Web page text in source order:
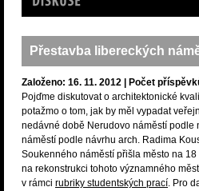
Přestavba libereckých
Založeno: 16. 11. 2012 | Počet
Pojďme diskutovat o architektonické
potažmo o tom, jak by měl vypadat
nedávné době Nerudovo náměstí podle
náměstí podle návrhu arch. Radima
Soukenného náměstí přišla město na
na rekonstrukci tohoto významného
v rámci rubriky studentských prací. Pro